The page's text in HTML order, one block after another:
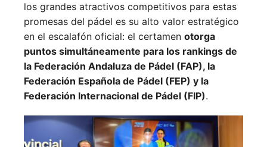
los grandes atractivos competitivos para estas
promesas del pádel es su alto valor estratégico
en el escalafón oficial: el certamen otorga
puntos simultáneamente para los rankings de
la Federación Andaluza de Pádel (FAP), la
Federación Española de Pádel (FEP) y la
Federación Internacional de Pádel (FIP).